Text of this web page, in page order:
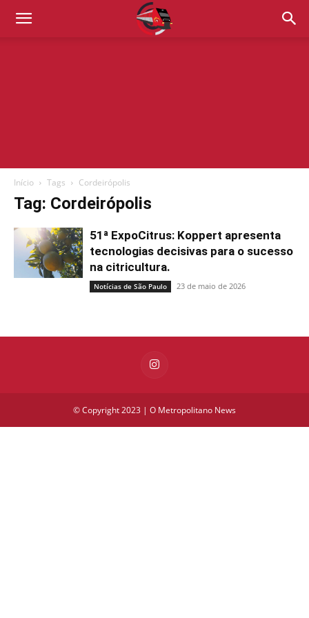
Início Tags Cordeirópolis
Tag: Cordeirópolis
51ª ExpoCitrus: Koppert apresenta
tecnologias decisivas para o sucesso
na citricultura.
Notícias de São Paulo 23 de maio de 2026
© Copyright 2023 | O Metropolitano News